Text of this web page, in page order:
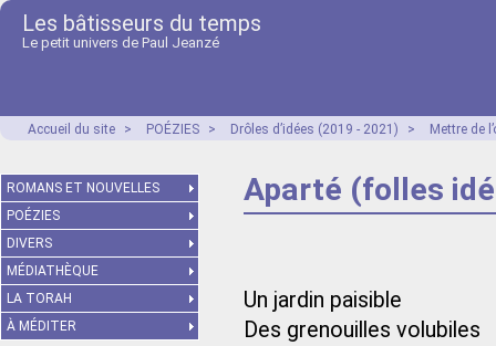
Les bâtisseurs du temps
Le petit univers de Paul Jeanzé
Accueil du site > POÉZIES > Drôles d’idées (2019 - 2021) > Mettre de
Aparté (folles
Un jardin paisible
Des grenouilles volubiles
ROMANS ET NOUVELLES
POÉZIES
DIVERS
MÉDIATHÈQUE
LA TORAH
À MÉDITER